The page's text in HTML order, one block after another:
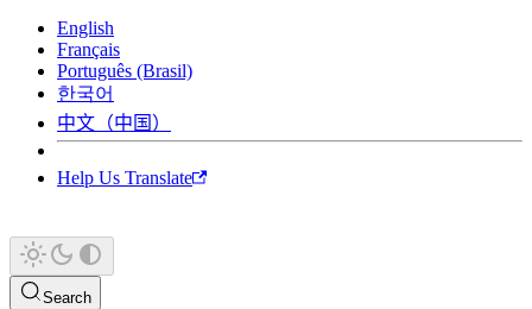
English
Français
Português (Brasil)
한국어
中文（中国）
Help Us Translate
Search